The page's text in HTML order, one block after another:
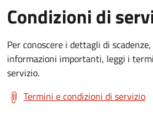
Condizioni di
Per conoscere i dettagli di
informazioni importanti, leggi i
servizio.
Termini e condizioni di servizio